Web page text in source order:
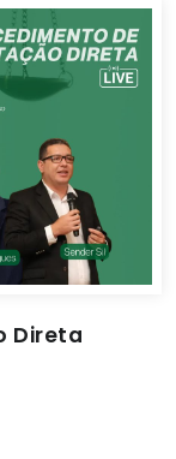
Direta